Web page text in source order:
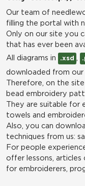
Our team of
filling the portal with
Only on our site you
that has ever been
All diagrams in
.xsd
downloaded from our
Therefore, on the
bead embroidery
They are suitable for
towels and
Also, you can
techniques from us:
For people
offer lessons, articles
for embroiderers,